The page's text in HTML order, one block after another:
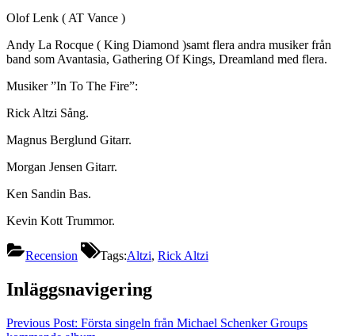
Olof Lenk ( AT Vance )
Andy La Rocque ( King Diamond )samt flera andra musiker från
band som Avantasia, Gathering Of Kings, Dreamland med flera.
Musiker ”In To The Fire”:
Rick Altzi Sång.
Magnus Berglund Gitarr.
Morgan Jensen Gitarr.
Ken Sandin Bas.
Kevin Kott Trummor.
Recension Tags:Altzi, Rick Altzi
Inläggsnavigering
Previous Post: Första singeln från Michael Schenker Groups